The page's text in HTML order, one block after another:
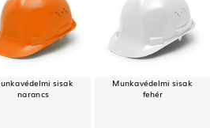
sisak
narancs
Munkavédelmi sisak
fehér